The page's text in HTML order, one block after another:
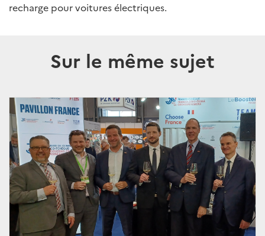
recharge pour voitures électriques.
Sur le même sujet